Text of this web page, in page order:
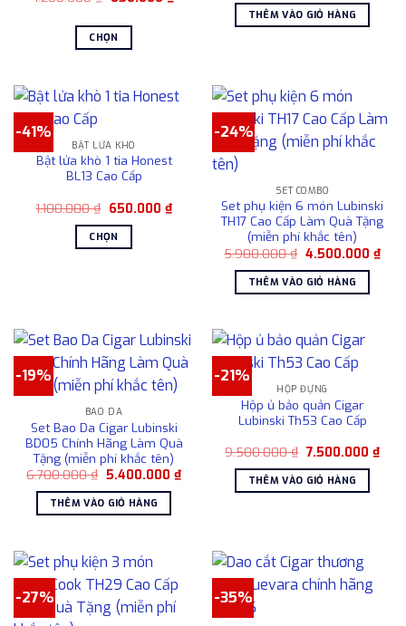
thể
được
trên
phẩm
1.200.000 ₫.
CHỌN
này
biến
thể.
tùy
chọn
có
trang
sản
phẩm
là:
35.000.000 ₫.
tại
là:
THÊM VÀO GIỎ HÀNG
-41%
BẬT LỬA KHÒ
Bật lửa khò 1 tia Honest
BL13 Cao Cấp
1.100.000₫ Giá
là:
1.100.000 ₫.
650.000 ₫Giá
hiện
650.000 ₫.
CHỌN
nhiều
biến
thể.
Các
tùy
chọn
có
thể
chọn
sản
phẩm
-24%
SET COMBO
Set phụ kiện 6 món Lubinski
TH17 Cao Cấp Làm Quà Tặng
(miễn phí khắc tên)
5.900.000₫ Giá
là:
5.900.000 ₫.
4.500.000 ₫Giá
hiện
THÊM VÀO GIỎ HÀNG
-19%
BAO DA
Set Bao Da Cigar Lubinski
BD05 Chính Hãng Làm Quà
Tặng (miễn phí khắc tên)
6.700.000₫ Giá
là:
6.700.000 ₫.
5.400.000 ₫Giá
hiện
THÊM VÀO GIỎ HÀNG
-21%
HỘP ĐỰNG
Hộp ủ bảo quản Cigar
Lubinski Th53 Cao Cấp
9.500.000₫ Giá
là:
9.500.000 ₫.
7.500.000 ₫Giá
hiện
THÊM VÀO GIỎ HÀNG
-27% -35%